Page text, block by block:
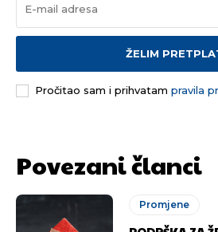
ŽELIM
Pročitao sam i prihvatam pravila
Povezani članci
Promjene